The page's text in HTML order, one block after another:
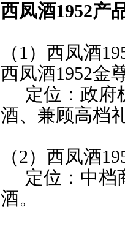
西凤酒1952产
（1）西凤酒
西凤酒1952金
定位：政府
酒、兼顾高档
（2）西凤酒
定位：中档
酒。